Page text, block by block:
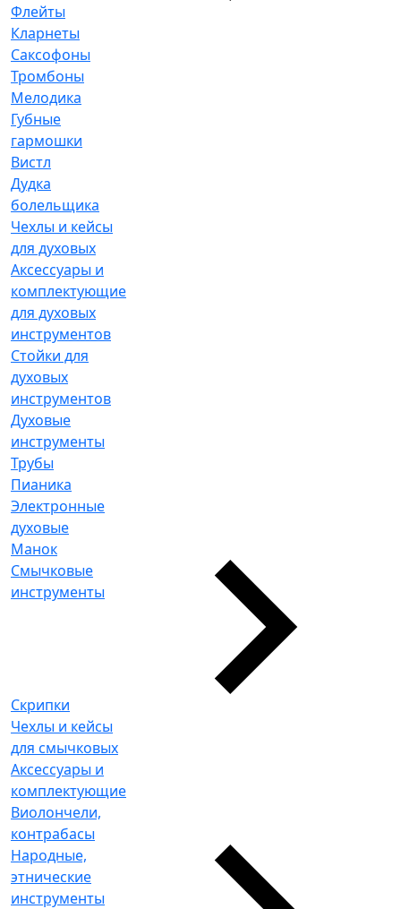
Флейты
Кларнеты
Саксофоны
Тромбоны
Мелодика
Губные
гармошки
Вистл
Дудка
болельщика
Чехлы и кейсы
для духовых
Аксессуары и
комплектующие
для духовых
инструментов
Стойки для
духовых
инструментов
Духовые
инструменты
Трубы
Пианика
Электронные
духовые
Манок
Смычковые
инструменты
Скрипки
Чехлы и кейсы
для смычковых
Аксессуары и
комплектующие
Виолончели,
контрабасы
Народные,
этнические
инструменты